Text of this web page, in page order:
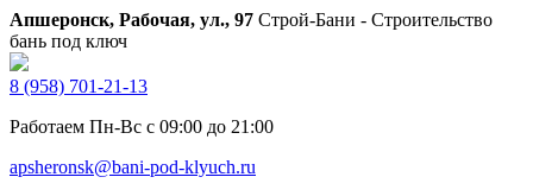
Апшеронск, Рабочая, ул., 97 Строй-Бани - Строительство
бань под ключ
8 (958) 701-21-13
Работаем Пн-Вс с 09:00 до 21:00
apsheronsk@bani-pod-klyuch.ru